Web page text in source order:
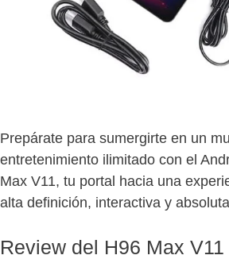
Prepárate para sumergirte en un
entretenimiento ilimitado con el
Max V11, tu portal hacia una
alta definición, interactiva y
Review del H96 Max V11